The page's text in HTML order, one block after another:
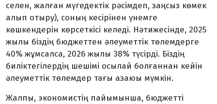
селен, жалған мүгедектік рә­сімдеп, заңсыз көмек
алып отыру), соның кесірінен үнемге
көшкендерін көрсеткісі келеді. Нәтижесінде, 2025
жылы біздің бюджеттен әлеуметтік төлемдерге
40% жұмсалса, 2026 жылы 38% түсірді. Біздің
биліктегілердің ше­шімі осылай болғаннан кейін
әлеу­меттік төлемдер тағы азаюы мүмкін.
Жалпы, экономистің пайымынша, бюджетті